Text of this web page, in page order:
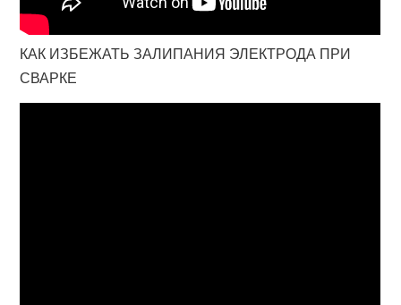
КАК ИЗБЕЖАТЬ ЗАЛИПАНИЯ ЭЛЕКТРОДА ПРИ
СВАРКЕ